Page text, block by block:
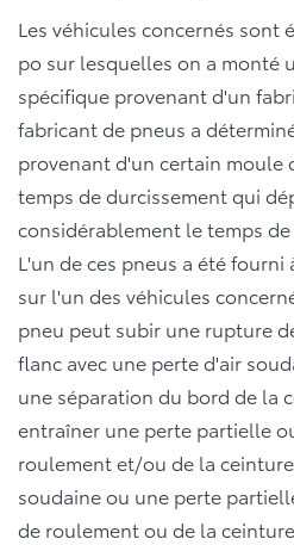
Les véhicules concernés sont
po sur lesquelles on a monté
spécifique provenant d'un
fabricant de pneus a
provenant d'un certain moule
temps de durcissement qui
considérablement le temps
L'un de ces pneus a été
sur l'un des véhicules
pneu peut subir une rupture
flanc avec une perte d'air
une séparation du bord de la
entraîner une perte partielle
roulement et/ou de la
soudaine ou une perte
de roulement ou de la